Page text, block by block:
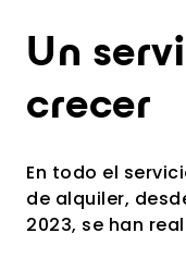
Un
crecer
En todo el
de alquiler,
2023, se han